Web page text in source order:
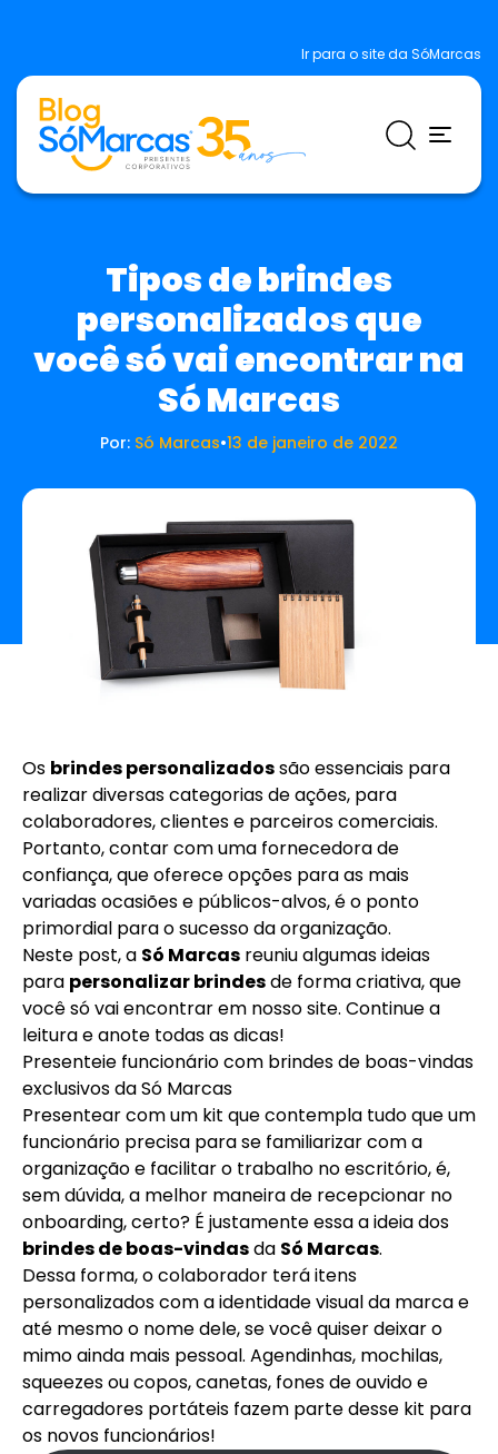
Ir para o site da SóMarcas
Tipos de brindes
personalizados que
você só vai encontrar na
Só Marcas
Por: Só Marcas•13 de janeiro de 2022
Os brindes personalizadossão essenciais para
realizar diversas categorias de ações, para
colaboradores, clientes e parceiros comerciais.
Portanto, contar com uma fornecedora de
confiança, que oferece opções para as mais
variadas ocasiões e públicos-alvos, é o ponto
primordial para o sucesso da organização.
Neste post, a Só Marcas reuniu algumas ideias
para personalizar brindesde forma criativa, que
você só vai encontrar em nosso site. Continue a
leitura e anote todas as dicas!
Presenteie funcionário com brindes de boas-vindas
exclusivos da Só Marcas
Presentear com um kit que contempla tudo que um
funcionário precisa para se familiarizar com a
organização e facilitar o trabalho no escritório, é,
sem dúvida, a melhor maneira de recepcionar no
onboarding, certo? É justamente essa a ideia dos
brindes de boas-vindasda Só Marcas.
Dessa forma, o colaborador terá itens
personalizados com a identidade visual da marca e
até mesmo o nome dele, se você quiser deixar o
mimo ainda mais pessoal. Agendinhas, mochilas,
squeezes ou copos, canetas, fones de ouvido e
carregadores portáteis fazem parte desse kit para
os novos funcionários!